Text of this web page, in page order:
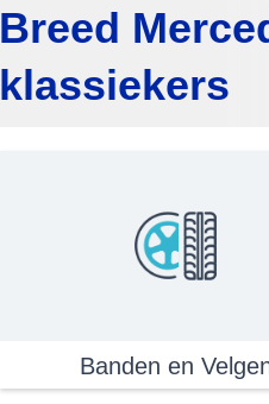
Breed
klassiekers
Banden en